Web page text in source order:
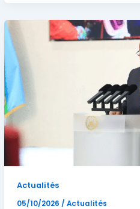
Actualités
05/10/2026 / Actualités